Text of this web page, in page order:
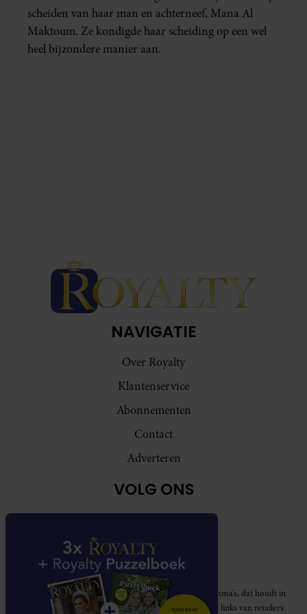
scheiden van haar man en achterneef, Mana Al
Maktoum. Ze kondigde haar scheiding op een wel
heel bijzondere manier aan.
NAVIGATIE
Over Royalty
Klantenservice
Abonnementen
Contact
Adverteren
VOLG ONS
Royalty participeert in diverse affiliate marketing programma’s, dat houdt in
dat Royalty commissies ontvangt voor aankopen middels links van retailers.